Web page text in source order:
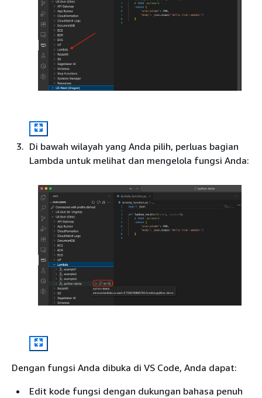
Di bawah wilayah yang Anda pilih, perluas bagian
Lambda untuk melihat dan mengelola fungsi Anda:
Dengan fungsi Anda dibuka di VS Code, Anda dapat:
Edit kode fungsi dengan dukungan bahasa penuh